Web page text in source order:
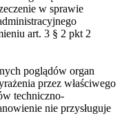
w sprawie
art. 3 § 2 pkt 2
poglądów organ
przez właściwego
techniczno-
nie przysługuje